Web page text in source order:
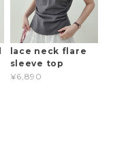
lace neck flare
sleeve top
¥6,890